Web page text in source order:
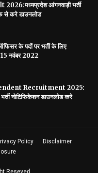
आंगनवाड़ी भर्ती
से करे डाउनलोड
के पदों पर भर्ती के लिए
नवंबर 2022
Recruitment 2025:
नोटिफिकेशन डाउनलोड करे
Policy
Disclaimer
Reseved